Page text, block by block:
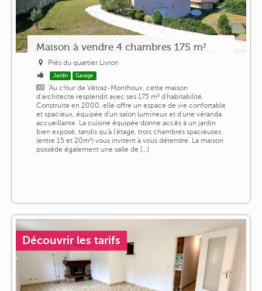
Maison à vendre 4 chambres 175 m²
Près du quartier Livron
Jardin Garage
'Au c½ur de Vétraz-Monthoux, cette maison
d'architecte resplendit avec ses 175 m² d'habitabilité.
Construite en 2000, elle offre un espace de vie confortable
et spacieux, équipée d'un salon lumineux et d'une véranda
accueillante. La cuisine équipée donne accès à un jardin
bien exposé, tandis qu'à l'étage, trois chambres spacieuses
(entre 15 et 20m²) vous invitent à vous détendre. La maison
possède également une salle de [...]
Découvrir les tarifs